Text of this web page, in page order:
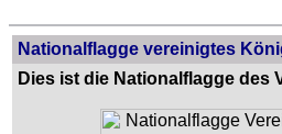
Nationalflagge vereinigtes
Dies ist die Nationalflagge des